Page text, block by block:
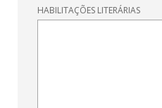
HABILITAÇÕES LITERÁRIAS